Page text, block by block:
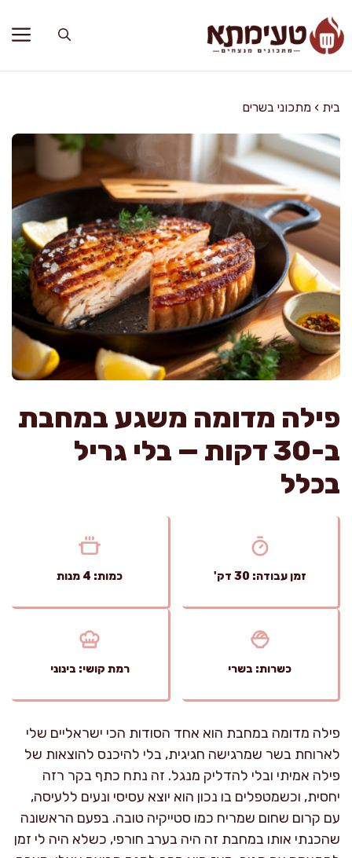
לתוכן
בית › מתכוני בשרים
פילה מדומה משגע במחבת
ב-30 דקות — בלי גריל
בכלל
זמן עבודה: 30 דק' כמות: 4 מנות
כשרות: בשרי רמת קושי: בינוני
פילה מדומה במחבת הוא אחד הסודות הכי ישראליים שלי
לארוחת בשר שמרגישה חגיגית, בלי להיכנס להוצאות של
פילה אמיתי ובלי להדליק מנגל. זה נתח כתף בקר רזה
יחסית, וכשמטפלים בו נכון הוא יוצא עסיסי ונעים ללעיסה,
עם קרום שחום שמריח כמו סטייקיה טובה. בפעם הראשונה
שהכנתי אותו במחבת זה היה בערב חורפי, כשלא היה לי זמן